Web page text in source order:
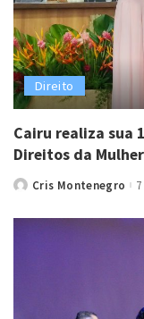
Direito
Cairu realiza sua
Direitos da
PostedCris Montenegro